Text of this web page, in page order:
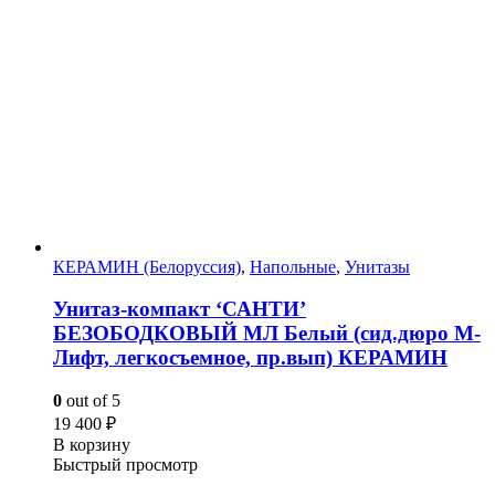
КЕРАМИН (Белоруссия), Напольные, Унитазы
Унитаз-компакт ‘САНТИ’
БЕЗОБОДКОВЫЙ МЛ Белый (сид.дюро М-
Лифт, легкосъемное, пр.вып) КЕРАМИН
0 out of 5
19 400 ₽
В корзину
Быстрый просмотр